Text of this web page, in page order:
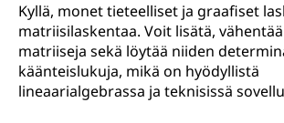
Kyllä, monet tieteelliset ja graafiset
matriisilaskentaa. Voit lisätä,
matriiseja sekä löytää niiden
käänteislukuja, mikä on hyödyllistä
lineaarialgebrassa ja teknisissä